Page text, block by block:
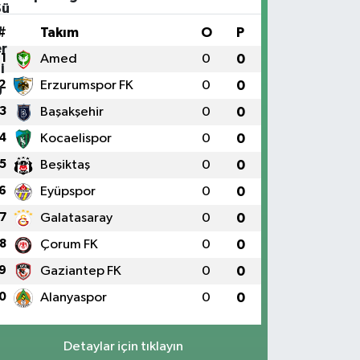
Takım O P
1 Amed 0 0
Erzurumspor FK 0 0
3 Başakşehir 0 0
Kocaelispor 0 0
5 Beşiktaş 0 0
Eyüpspor 0 0
7 Galatasaray 0 0
8 Çorum FK 0 0
Gaziantep FK 0 0
Alanyaspor 0 0
Detaylar için tıklayın